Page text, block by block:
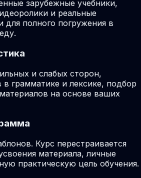
зарубежные учебники,
и реальные
для полного погружения в
и слабых сторон,
в грамматике и лексике, подбор
на основе ваших
Курс перестраивается
материала, личные
практическую цель обучения.